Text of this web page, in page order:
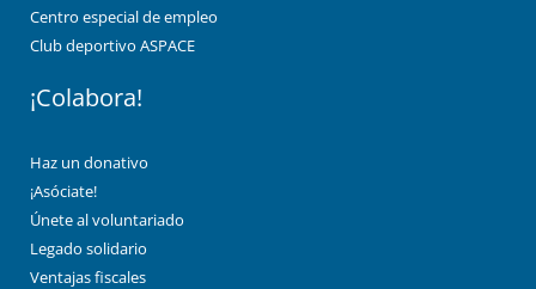
Centro especial de empleo
Club deportivo ASPACE
¡Colabora!
Haz un donativo
¡Asóciate!
Únete al voluntariado
Legado solidario
Ventajas fiscales